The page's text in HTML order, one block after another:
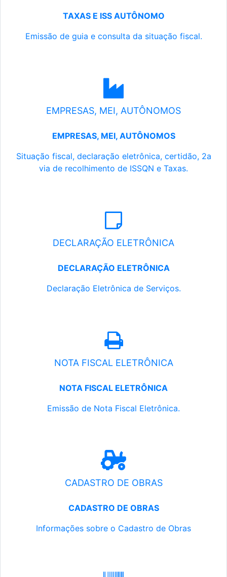
TAXAS E ISS AUTÔNOMO
Emissão de guia e consulta da situação fiscal.
EMPRESAS, MEI, AUTÔNOMOS
EMPRESAS, MEI, AUTÔNOMOS
Situação fiscal, declaração eletrônica, certidão, 2a
via de recolhimento de ISSQN e Taxas.
DECLARAÇÃO ELETRÔNICA
DECLARAÇÃO ELETRÔNICA
Declaração Eletrônica de Serviços.
NOTA FISCAL ELETRÔNICA
NOTA FISCAL ELETRÔNICA
Emissão de Nota Fiscal Eletrônica.
CADASTRO DE OBRAS
CADASTRO DE OBRAS
Informações sobre o Cadastro de Obras